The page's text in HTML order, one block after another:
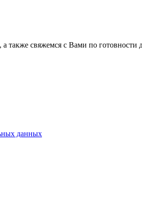
также свяжемся с Вами по готовности
данных